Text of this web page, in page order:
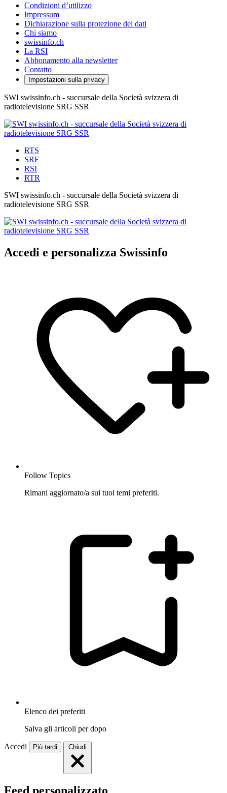
Condizioni d’utilizzo
Impressum
Dichiarazione sulla protezione dei dati
Chi siamo
swissinfo.ch
La RSI
Abbonamento alla newsletter
Contatto
Impostazioni sulla privacy
SWI swissinfo.ch - succursale della Società svizzera di
radiotelevisione SRG SSR
RTS
SRF
RSI
RTR
SWI swissinfo.ch - succursale della Società svizzera di
radiotelevisione SRG SSR
Accedi e personalizza Swissinfo
Follow Topics
Rimani aggiornato/a sui tuoi temi preferiti.
Elenco dei preferiti
Salva gli articoli per dopo
Accedi Più tardi Chiudi